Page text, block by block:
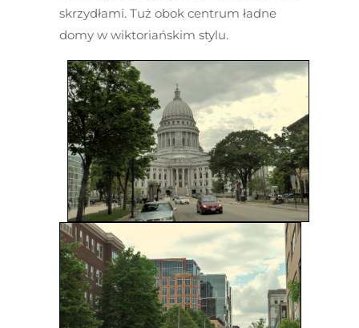
skrzydłami. Tuż obok centrum ładne
domy w wiktoriańskim stylu.